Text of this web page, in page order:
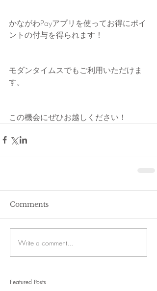
かながわPayアプリを使ってお得にポイ
ントの付与を得られます！
モダンタイムスでもご利用いただけま
す。
この機会にぜひお越しください！
Comments
Write a comment...
Featured Posts